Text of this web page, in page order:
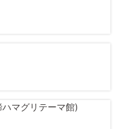
マグリテーマ館)